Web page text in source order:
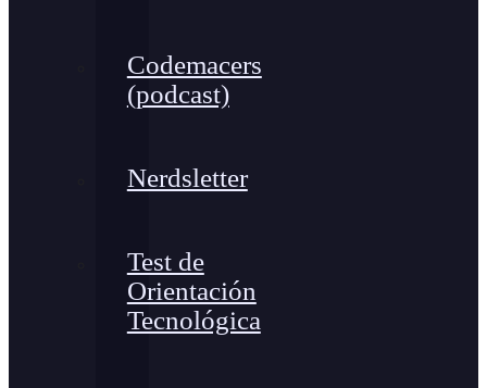
Codemacers
(podcast)
Nerdsletter
Test de
Orientación
Tecnológica